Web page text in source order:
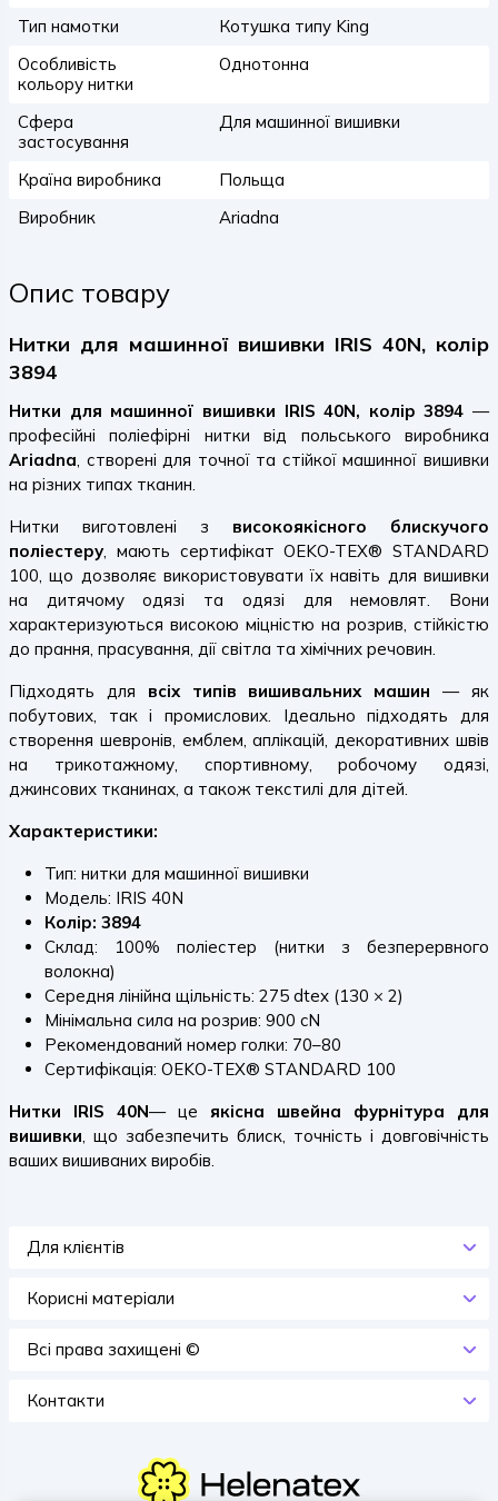
Тип намотки
Котушка типу King
Особливість
кольору нитки
Однотонна
Сфера
застосування
Для машинної вишивки
Країна виробника
Польща
Виробник
Ariadna
Опис товару
Нитки для машинної вишивки IRIS 40N, колір
3894
Нитки для машинної вишивки IRIS 40N, колір 3894 —
професійні поліефірні нитки від польського виробника
Ariadna, створені для точної та стійкої машинної вишивки
на різних типах тканин.
Нитки виготовлені з високоякісного блискучого
поліестеру, мають сертифікат OEKO-TEX® STANDARD
100, що дозволяє використовувати їх навіть для вишивки
на дитячому одязі та одязі для немовлят. Вони
характеризуються високою міцністю на розрив, стійкістю
до прання, прасування, дії світла та хімічних речовин.
Підходять для всіх типів вишивальних машин — як
побутових, так і промислових. Ідеально підходять для
створення шевронів, емблем, аплікацій, декоративних швів
на трикотажному, спортивному, робочому одязі,
джинсових тканинах, а також текстилі для дітей.
Характеристики:
Тип: нитки для машинної вишивки
Модель: IRIS 40N
Колір: 3894
Склад: 100% поліестер (нитки з безперервного
волокна)
Середня лінійна щільність: 275 dtex (130 × 2)
Мінімальна сила на розрив: 900 cN
Рекомендований номер голки: 70–80
Сертифікація: OEKO-TEX® STANDARD 100
Нитки IRIS 40N— це якісна швейна фурнітура для
вишивки, що забезпечить блиск, точність і довговічність
ваших вишиваних виробів.
Для клієнтів
Корисні матеріали
Всi права захищенi ©
Контакти